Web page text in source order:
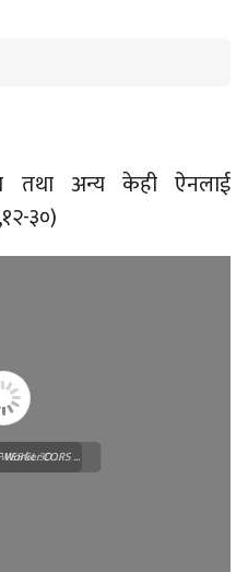
तथा अन्य केही ऐनलाई
३०)
3D ...
CORS ...